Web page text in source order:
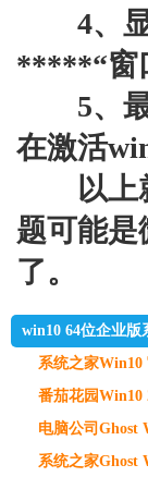
4、显
*****“窗
5、最
在激活
以上就
题可能是
了。
win10 64位企业版
系统之家Win10
番茄花园Win10
电脑公司Ghost
系统之家Ghost